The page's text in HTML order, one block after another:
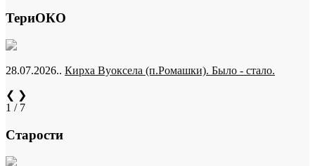
ТериОКО
28.07.2026.. Кирха Вуоксела (п.Ромашки). Было - стало.
❮ ❯
1 / 7
Старости